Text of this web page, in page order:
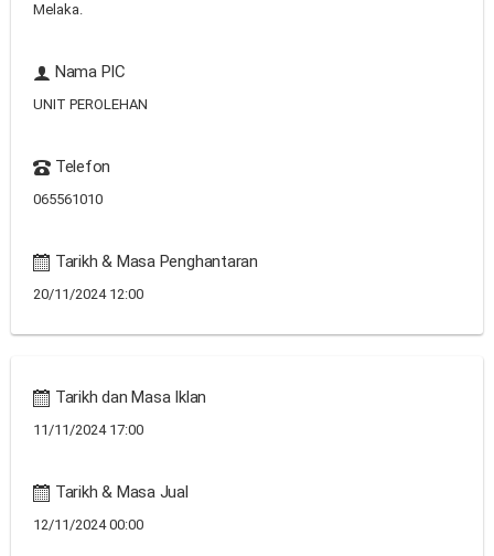
Melaka.
Nama PIC
UNIT PEROLEHAN
Telefon
065561010
Tarikh & Masa Penghantaran
20/11/2024 12:00
Tarikh dan Masa Iklan
11/11/2024 17:00
Tarikh & Masa Jual
12/11/2024 00:00